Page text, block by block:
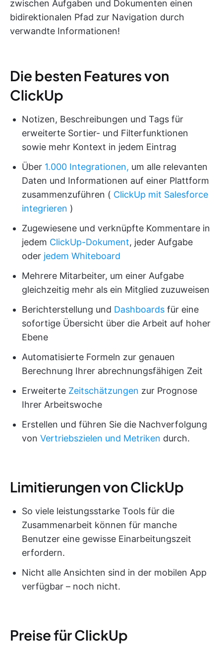
zwischen Aufgaben und Dokumenten einen
bidirektionalen Pfad zur Navigation durch
verwandte Informationen!
Die besten Features von
ClickUp
Notizen, Beschreibungen und Tags für
erweiterte Sortier- und Filterfunktionen
sowie mehr Kontext in jedem Eintrag
Über 1.000 Integrationen, um alle relevanten
Daten und Informationen auf einer Plattform
zusammenzuführen ( ClickUp mit Salesforce
integrieren )
Zugewiesene und verknüpfte Kommentare in
jedem ClickUp-Dokument, jeder Aufgabe
oder jedem Whiteboard
Mehrere Mitarbeiter, um einer Aufgabe
gleichzeitig mehr als ein Mitglied zuzuweisen
Berichterstellung und Dashboards für eine
sofortige Übersicht über die Arbeit auf hoher
Ebene
Automatisierte Formeln zur genauen
Berechnung Ihrer abrechnungsfähigen Zeit
Erweiterte Zeitschätzungen zur Prognose
Ihrer Arbeitswoche
Erstellen und führen Sie die Nachverfolgung
von Vertriebszielen und Metriken durch.
Limitierungen von ClickUp
So viele leistungsstarke Tools für die
Zusammenarbeit können für manche
Benutzer eine gewisse Einarbeitungszeit
erfordern.
Nicht alle Ansichten sind in der mobilen App
verfügbar – noch nicht.
Preise für ClickUp